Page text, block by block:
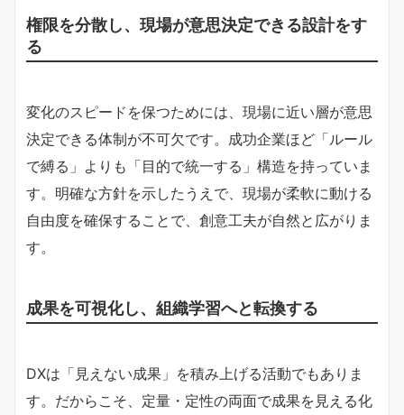
権限を分散し、現場が意思決定できる設計をす
る
変化のスピードを保つためには、現場に近い層が意思
決定できる体制が不可欠です。成功企業ほど「ルール
で縛る」よりも「目的で統一する」構造を持っていま
す。明確な方針を示したうえで、現場が柔軟に動ける
自由度を確保することで、創意工夫が自然と広がりま
す。
成果を可視化し、組織学習へと転換する
DXは「見えない成果」を積み上げる活動でもありま
す。だからこそ、定量・定性の両面で成果を見える化